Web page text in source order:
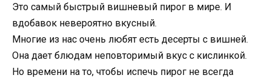
Это самый быстрый вишневый пирог в мире. И
вдобавок невероятно вкусный.
Многие из нас очень любят есть десерты c вишней.
Она дает блюдам неповторимый вкус с кислинкой.
Но времени на то, чтобы испечь пирог не всегда